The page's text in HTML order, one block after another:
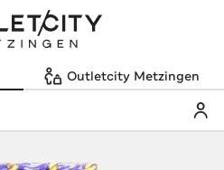
Outletcity Metzingen